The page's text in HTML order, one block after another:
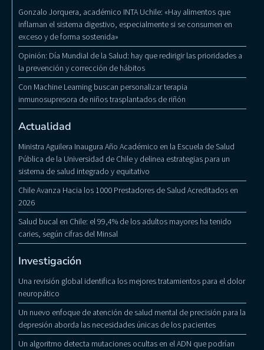
Gonzalo Jorquera, académico INTA Uchile: «Hay alimentos que
inflaman el sistema digestivo, especialmente si se consumen en
exceso y de forma sostenida»
Opinión: Día Mundial de la Salud: hay que redirigir las prioridades a
la prevención y corrección de hábitos
Con Machine Learning buscan personalizar terapia
inmunosupresora de niños trasplantados de riñón
Actualidad
Ministra Aguilera Inaugura Año Académico en la Escuela de Salud
Pública de la Universidad de Chile y delinea estrategias para un
sistema de salud integrado y equitativo
Chile Avanza Hacia los 1000 Prestadores de Salud Acreditados en
2026
Salud bucal en Chile: el 99,4% de los adultos mayores ha tenido
caries, según cifras del Minsal
Investigación
Una revisión global identifica los mejores tratamientos para el dolor
neuropático
Un nuevo enfoque de atención de salud mental de precisión para la
depresión aborda las necesidades únicas de los pacientes
Un algoritmo detecta mutaciones ocultas en el ADN que podrían